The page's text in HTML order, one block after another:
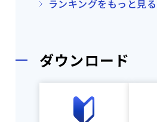
ランキングをもっと見る
ダウンロード